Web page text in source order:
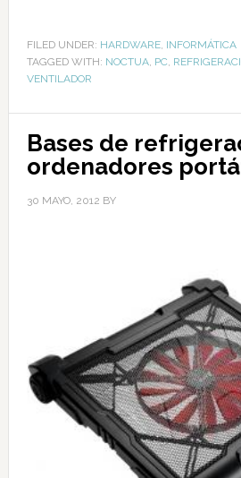
FILED UNDER: HARDWARE, INFORMÁTICA
TAGGED WITH: NOCTUA, PC,
VENTILADOR
Bases de
ordenadores
30 MAYO, 2012 BY